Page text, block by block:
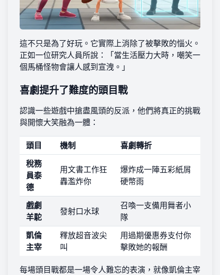
這不只是為了好玩。它實際上消除了被擊敗的惱火。
正如一位研究人員所說：「當生活壓力大時，嘲笑一
個馬桶怪物會讓人感到宣洩。」
喜劇提升了難度的頭目戰
認識一些遊戲中搶盡風頭的反派，他們將真正的挑戰
與開懷大笑融為一體：
頭目 機制
喜劇轉折
稅務
員泰
德
用文書工作狂
轟濫炸你
爆炸成一陣五彩紙屑
硬幣雨
戲劇
羊駝
發射口水球
召喚一支備用舞者小
隊
凱倫
主宰
釋放超音波尖
叫
用過期優惠券支付你
擊敗她的報酬
每場頭目戰都是一場令人難忘的表演，就像凱倫主宰